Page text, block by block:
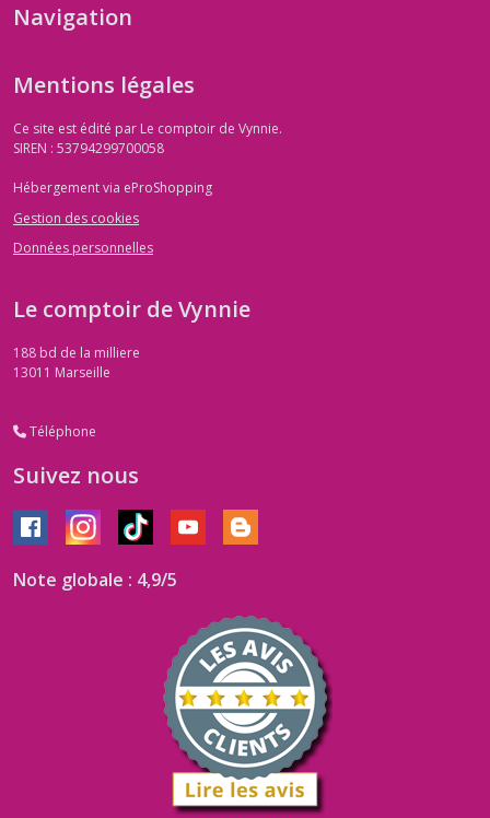
Navigation
Mentions légales
Ce site est édité par Le comptoir de Vynnie.
SIREN : 53794299700058
Hébergement via eProShopping
Gestion des cookies
Données personnelles
Le comptoir de Vynnie
188 bd de la milliere
13011 Marseille
Téléphone
Suivez nous
Note globale : 4,9/5